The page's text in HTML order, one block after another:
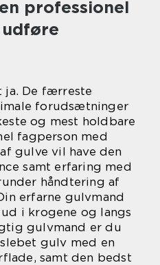
professionel
ja. De færreste
forudsætninger
og mest holdbare
fagperson med
gulve vil have den
samt erfaring med
håndtering af
erfarne gulvmand
i krogene og langs
gulvmand er du
gulv med en
samt den bedst